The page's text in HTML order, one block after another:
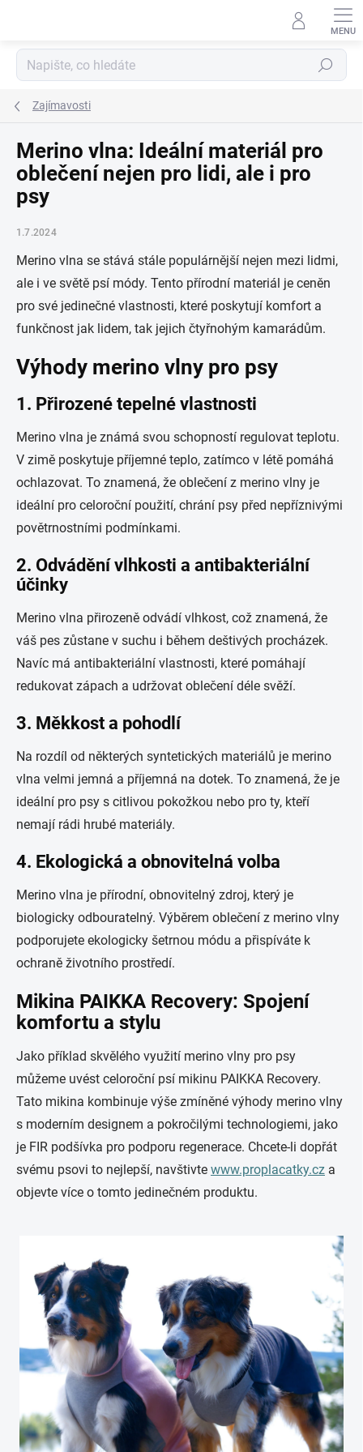
Hledat
Zajímavosti
Merino vlna: Ideální materiál pro
oblečení nejen pro lidi, ale i pro
psy
1.7.2024
Merino vlna se stává stále populárnější nejen mezi lidmi,
ale i ve světě psí módy. Tento přírodní materiál je ceněn
pro své jedinečné vlastnosti, které poskytují komfort a
funkčnost jak lidem, tak jejich čtyřnohým kamarádům.
Výhody merino vlny pro psy
1. Přirozené tepelné vlastnosti
Merino vlna je známá svou schopností regulovat teplotu.
V zimě poskytuje příjemné teplo, zatímco v létě pomáhá
ochlazovat. To znamená, že oblečení z merino vlny je
ideální pro celoroční použití, chrání psy před nepříznivými
povětrnostními podmínkami.
2. Odvádění vlhkosti a antibakteriální
účinky
Merino vlna přirozeně odvádí vlhkost, což znamená, že
váš pes zůstane v suchu i během deštivých procházek.
Navíc má antibakteriální vlastnosti, které pomáhají
redukovat zápach a udržovat oblečení déle svěží.
3. Měkkost a pohodlí
Na rozdíl od některých syntetických materiálů je merino
vlna velmi jemná a příjemná na dotek. To znamená, že je
ideální pro psy s citlivou pokožkou nebo pro ty, kteří
nemají rádi hrubé materiály.
4. Ekologická a obnovitelná volba
Merino vlna je přírodní, obnovitelný zdroj, který je
biologicky odbouratelný. Výběrem oblečení z merino vlny
podporujete ekologicky šetrnou módu a přispíváte k
ochraně životního prostředí.
Mikina PAIKKA Recovery: Spojení
komfortu a stylu
Jako příklad skvělého využití merino vlny pro psy
můžeme uvést celoroční psí mikinu PAIKKA Recovery.
Tato mikina kombinuje výše zmíněné výhody merino vlny
s moderním designem a pokročilými technologiemi, jako
je FIR podšívka pro podporu regenerace. Chcete-li dopřát
svému psovi to nejlepší, navštivte www.proplacatky.cz a
objevte více o tomto jedinečném produktu.